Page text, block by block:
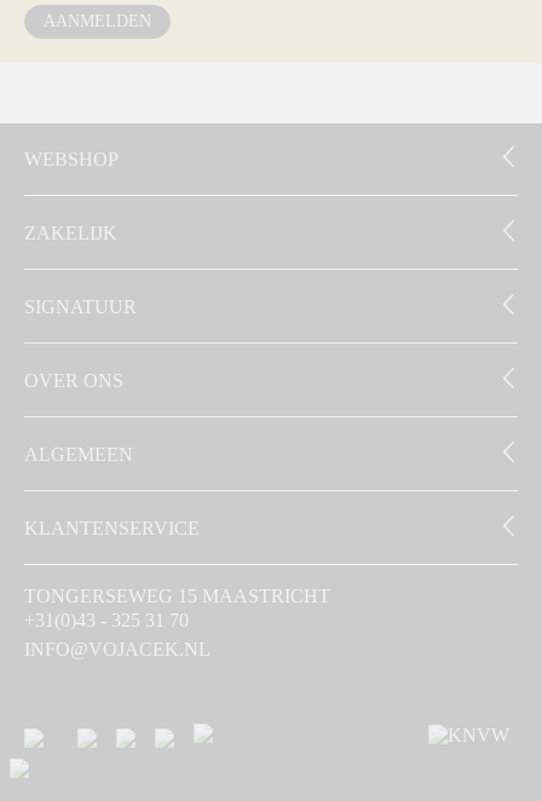
AANMELDEN
WEBSHOP
ZAKELIJK
SIGNATUUR
OVER ONS
ALGEMEEN
KLANTENSERVICE
TONGERSEWEG 15 MAASTRICHT
+31(0)43 - 325 31 70
INFO@VOJACEK.NL